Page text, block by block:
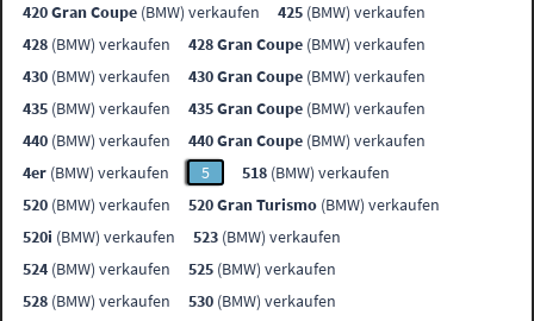
420 Gran Coupe (BMW) verkaufen 425 (BMW) verkaufen
428 (BMW) verkaufen 428 Gran Coupe (BMW) verkaufen
430 (BMW) verkaufen 430 Gran Coupe (BMW) verkaufen
435 (BMW) verkaufen 435 Gran Coupe (BMW) verkaufen
440 (BMW) verkaufen 440 Gran Coupe (BMW) verkaufen
4er (BMW) verkaufen 5 518 (BMW) verkaufen
520 (BMW) verkaufen 520 Gran Turismo (BMW) verkaufen
520i (BMW) verkaufen 523 (BMW) verkaufen
524 (BMW) verkaufen 525 (BMW) verkaufen
528 (BMW) verkaufen 530 (BMW) verkaufen